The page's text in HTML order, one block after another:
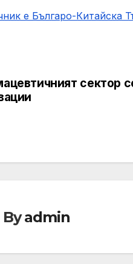
е Българо-Китайска
сектор
Byadmin